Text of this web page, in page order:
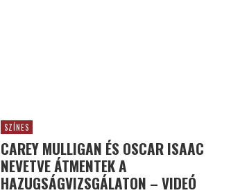
SZÍNES
CAREY MULLIGAN ÉS OSCAR ISAAC
NEVETVE ÁTMENTEK A
HAZUGSÁGVIZSGÁLATON – VIDEÓ